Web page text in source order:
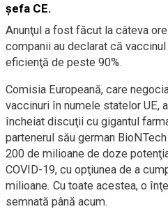
șefa CE.
Anunţul a fost făcut la câteva
companii au declarat că
eficienţă de peste 90%.
Comisia Europeană, care
vaccinuri în numele statelor UE,
încheiat discuţii cu gigantul
partenerul său german
200 de milioane de doze
COVID-19, cu opţiunea de a
milioane. Cu toate acestea, o
semnată până acum.